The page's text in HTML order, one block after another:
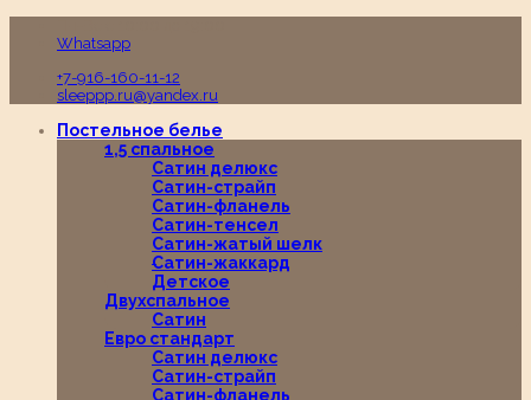
Whatsapp
+7-916-160-11-12
sleeppp.ru@yandex.ru
Постельное белье
1,5 спальное
Сатин делюкс
Сатин-страйп
Сатин-фланель
Сатин-тенсел
Сатин-жатый шелк
Сатин-жаккард
Детское
Двухспальное
Сатин
Евро стандарт
Сатин делюкс
Сатин-страйп
Сатин-фланель